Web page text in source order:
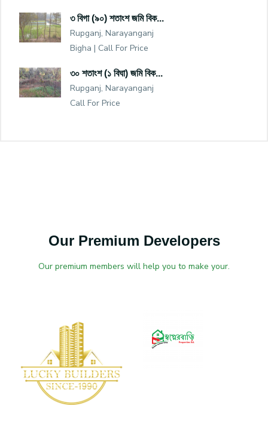
৩ বিগা (৯০) শতাংশ জমি বিক...
Rupganj, Narayanganj
Bigha | Call For Price
৩০ শতাংশ (১ বিঘা) জমি বিক...
Rupganj, Narayanganj
Call For Price
Our Premium Developers
Our premium members will help you to make your.